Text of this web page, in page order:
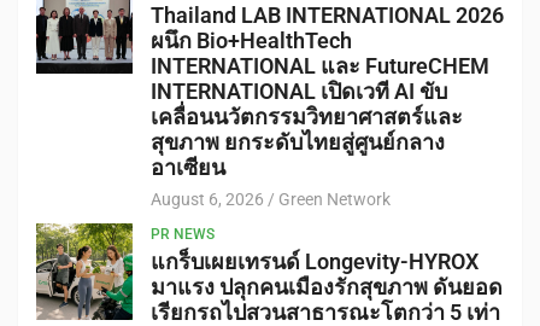
Thailand LAB INTERNATIONAL 2026
ผนึก Bio+HealthTech
INTERNATIONAL และ FutureCHEM
INTERNATIONAL เปิดเวที AI ขับ
เคลื่อนนวัตกรรมวิทยาศาสตร์และ
สุขภาพ ยกระดับไทยสู่ศูนย์กลาง
อาเซียน
August 6, 2026 Green Network
PR NEWS
แกร็บเผยเทรนด์ Longevity-HYROX
มาแรง ปลุกคนเมืองรักสุขภาพ ดันยอด
เรียกรถไปสวนสาธารณะโตกว่า 5 เท่า